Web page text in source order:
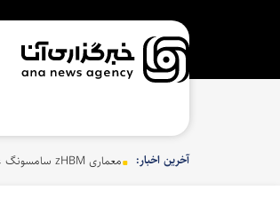
آخرین اخبار: معماری zHBM سامسونگ عملکرد هوش مصنوعی را تا ۸ برابر جهش می‌دهد